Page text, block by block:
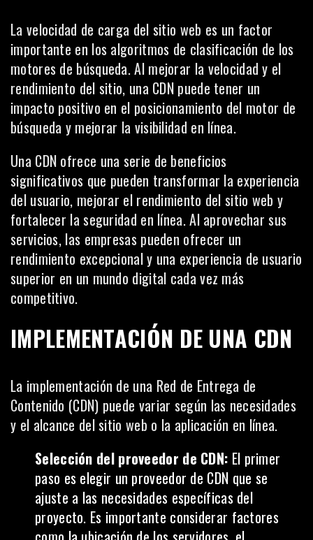
La velocidad de carga del sitio web es un factor
importante en los algoritmos de clasificación de los
motores de búsqueda. Al mejorar la velocidad y el
rendimiento del sitio, una CDN puede tener un
impacto positivo en el posicionamiento del motor de
búsqueda y mejorar la visibilidad en línea.
Una CDN ofrece una serie de beneficios
significativos que pueden transformar la experiencia
del usuario, mejorar el rendimiento del sitio web y
fortalecer la seguridad en línea. Al aprovechar sus
servicios, las empresas pueden ofrecer un
rendimiento excepcional y una experiencia de usuario
superior en un mundo digital cada vez más
competitivo.
IMPLEMENTACIÓN DE UNA CDN
La implementación de una Red de Entrega de
Contenido (CDN) puede variar según las necesidades
y el alcance del sitio web o la aplicación en línea.
Selección del proveedor de CDN: El primer
paso es elegir un proveedor de CDN que se
ajuste a las necesidades específicas del
proyecto. Es importante considerar factores